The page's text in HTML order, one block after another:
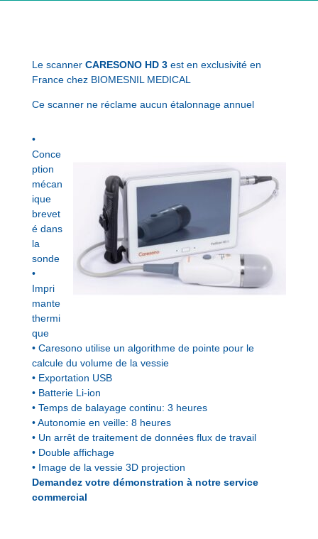
Le scanner CARESONO HD 3est en exclusivité en
France chez BIOMESNIL MEDICAL
Ce scanner ne réclame aucun étalonnage annuel
•
Conce
ption
mécan
ique
brevet
é dans
la
sonde
•
Impri
mante
thermi
que
• Caresono utilise un algorithme de pointe pour le
calcule du volume de la vessie
• Exportation USB
• Batterie Li-ion
• Temps de balayage continu: 3 heures
• Autonomie en veille: 8 heures
• Un arrêt de traitement de données flux de travail
• Double affichage
• Image de la vessie 3D projection
Demandez votre démonstration à notre service
commercial